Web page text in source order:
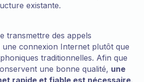
existante.
transmettre des appels
une connexion Internet plutôt que
traditionnelles. Afin que
une bonne qualité, une